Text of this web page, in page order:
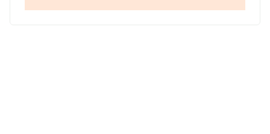
información de la provincia (hablamos de Madrid), en la